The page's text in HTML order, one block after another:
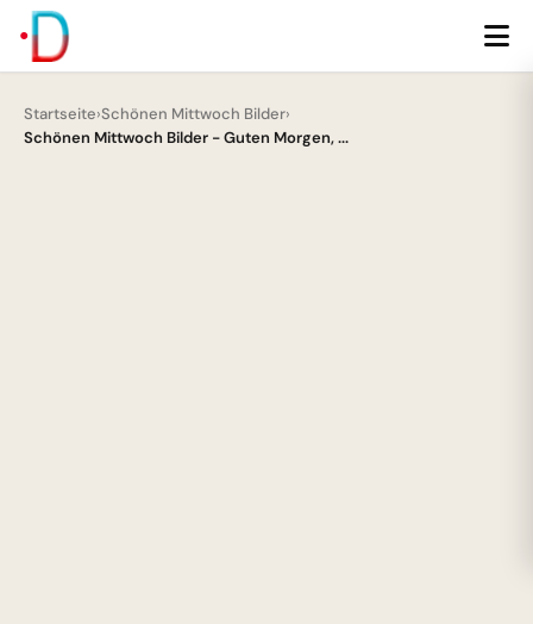
Startseite›Schönen Mittwoch Bilder›
Schönen Mittwoch Bilder - Guten Morgen, ...